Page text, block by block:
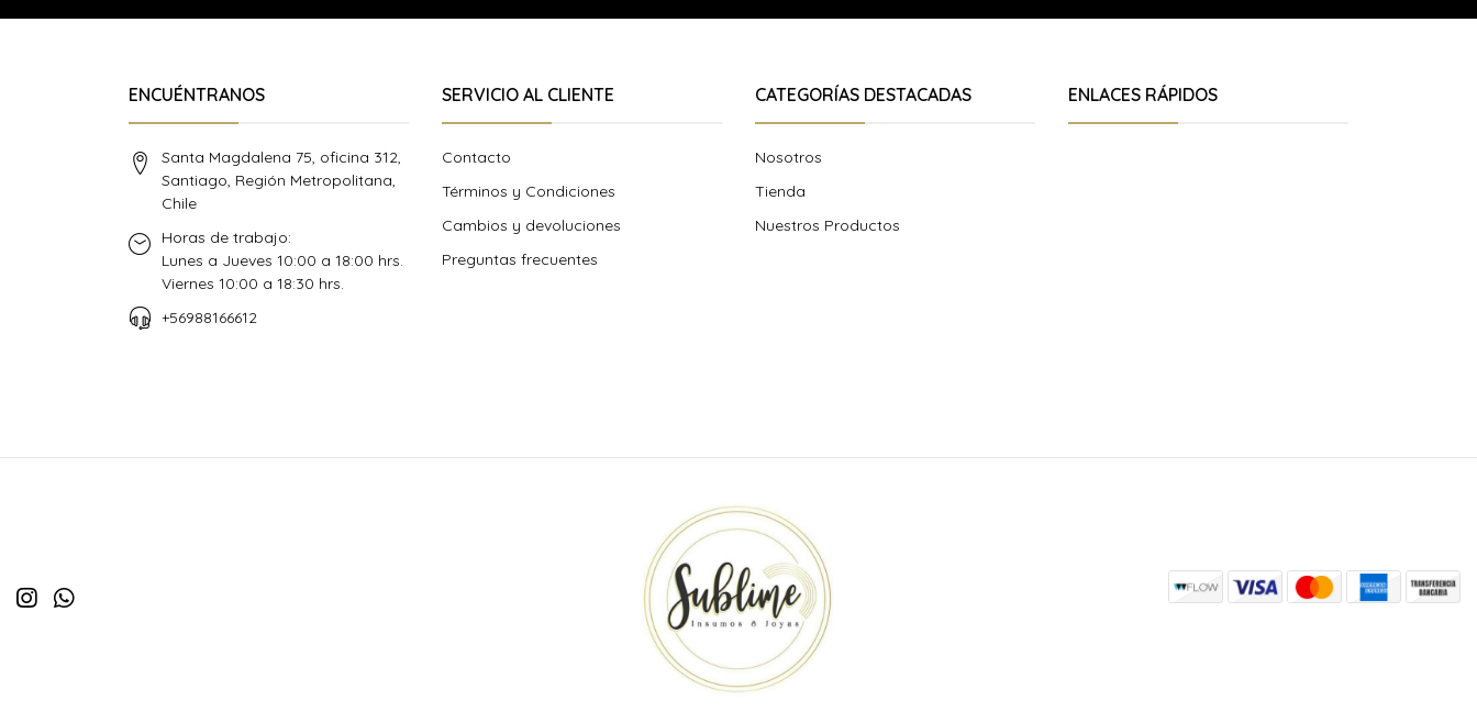
ENCUÉNTRANOS
Santa Magdalena 75, oficina 312,
Santiago, Región Metropolitana,
Chile
Horas de trabajo:
Lunes a Jueves 10:00 a 18:00 hrs.
Viernes 10:00 a 18:30 hrs.
+56988166612
SERVICIO AL CLIENTE
Contacto
Términos y Condiciones
Cambios y devoluciones
Preguntas frecuentes
CATEGORÍAS DESTACADAS
Nosotros
Tienda
Nuestros Productos
ENLACES RÁPIDOS